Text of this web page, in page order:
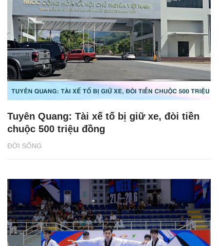
ĐỜI SỐNG
Tuyên Quang: Tài xế tố bị giữ xe, đòi tiền
chuộc 500 triệu đồng